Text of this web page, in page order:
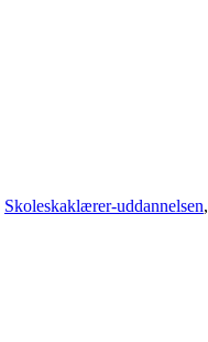
Skoleskaklærer-uddannelsen,